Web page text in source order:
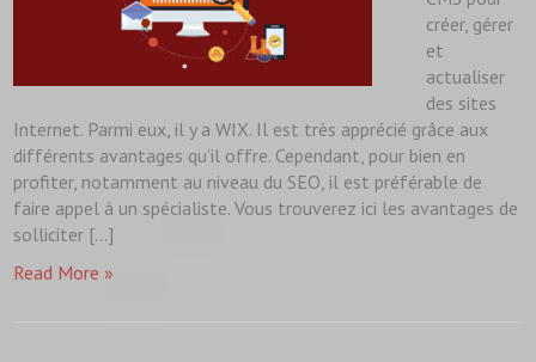
créer, gérer
et
actualiser
des sites
Internet. Parmi eux, il y a WIX. Il est très apprécié grâce aux
différents avantages qu’il offre. Cependant, pour bien en
profiter, notamment au niveau du SEO, il est préférable de
faire appel à un spécialiste. Vous trouverez ici les avantages de
solliciter […]
Read More »